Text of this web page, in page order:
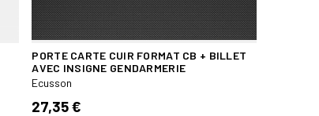
PORTE CARTE CUIR FORMAT CB + BILLET
AVEC INSIGNE GENDARMERIE
Ecusson
27,35 €